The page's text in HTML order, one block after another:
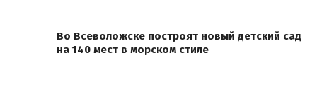
Во Всеволожске построят новый детский сад
на 140 мест в морском стиле